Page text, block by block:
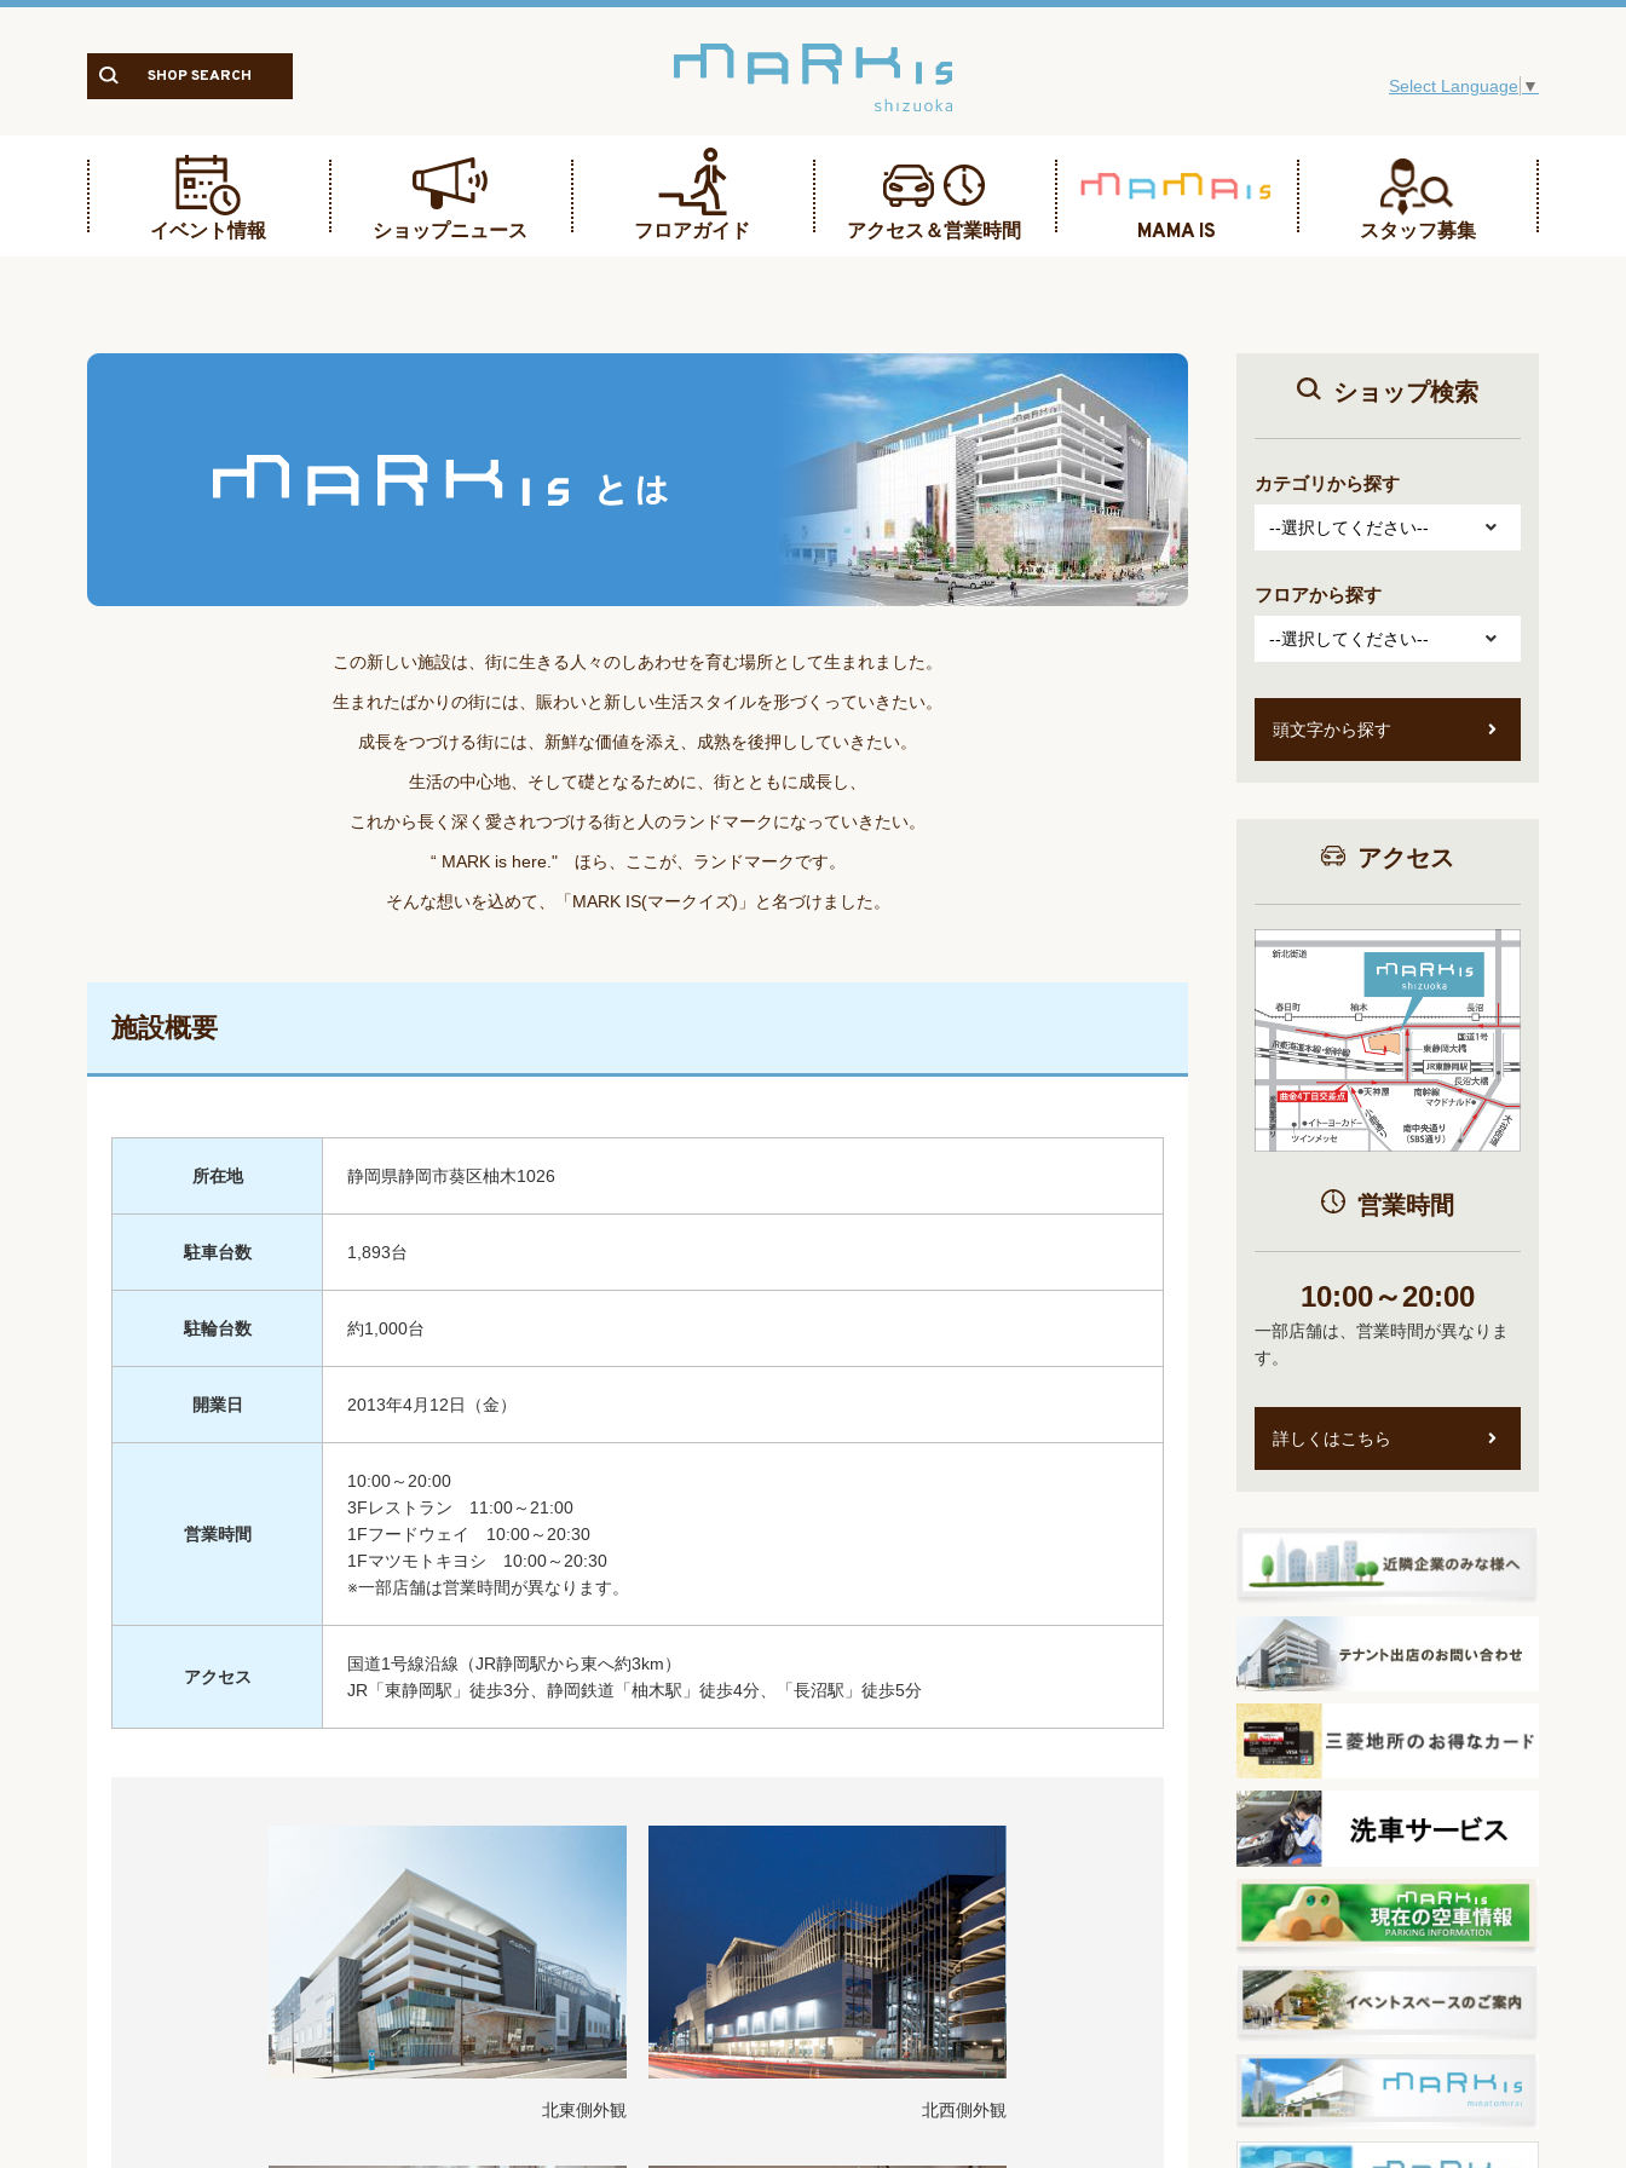
SHOP SEARCH Select Language ▼
イベント情報 ショップニュース フロアガイド アクセス＆営業時間 MAMA IS スタッフ募集
この新しい施設は、街に生きる人々のしあわせを育む場所として生まれました。
生まれたばかりの街には、賑わいと新しい生活スタイルを形づくっていきたい。
成長をつづける街には、新鮮な価値を添え、成熟を後押ししていきたい。
生活の中心地、そして礎となるために、街とともに成長し、
これから長く深く愛されつづける街と人のランドマークになっていきたい。
“ MARK is here." ほら、ここが、ランドマークです。
そんな想いを込めて、「MARK IS(マークイズ)」と名づけました。
施設概要
所在地 静岡県静岡市葵区柚木1026
駐車台数 1,893台
駐輪台数 約1,000台
開業日 2013年4月12日（金）
営業時間
10:00～20:00
3Fレストラン 11:00～21:00
1Fフードウェイ 10:00～20:30
1Fマツモトキヨシ 10:00～20:30
※一部店舗は営業時間が異なります。
アクセス
国道1号線沿線（JR静岡駅から東へ約3km）
JR「東静岡駅」徒歩3分、静岡鉄道「柚木駅」徒歩4分、「長沼駅」徒歩5分
北東側外観 北西側外観
ショップ検索
カテゴリから探す
フロアから探す
頭文字から探す
アクセス
営業時間
10:00～20:00
一部店舗は、営業時間が異なりま
す。
詳しくはこちら